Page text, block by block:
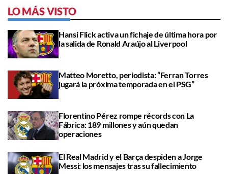
LO MÁS VISTO
Hansi Flick activa un fichaje de última hora por
la salida de Ronald Araújo al Liverpool
Matteo Moretto, periodista: “Ferran Torres
jugará la próxima temporada en el PSG”
Florentino Pérez rompe récords con La
Fábrica: 189 millones y aún quedan
operaciones
El Real Madrid y el Barça despiden a Jorge
Messi: los mensajes tras su fallecimiento